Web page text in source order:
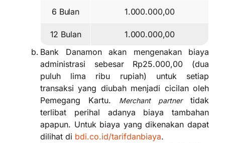
6 Bulan 1.000.000,00
12 Bulan
1.000.000,00
Bank Danamon akan mengenakan biaya
administrasi sebesar Rp25.000,00 (dua
puluh lima ribu rupiah) untuk setiap
transaksi yang diubah menjadi cicilan oleh
Pemegang Kartu.
Merchant partnertidak
terlibat perihal adanya biaya tambahan
apapun. Untuk biaya yang dikenakan dapat
dilihat di bdi.co.id/tarifdanbiaya.